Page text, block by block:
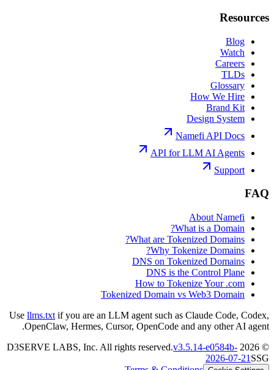
Resources
Blog
Watch
Careers
TLDs
Glossary
How We Hire
Brand Kit
Design System
Namefi API Docs
API for LLM AI Agents
Support
FAQ
About Namefi
What is a Domain?
What are Tokenized Domains?
Why Tokenize Domains?
DNS on Tokenized Domains
DNS is the Control Plane
How to Tokenize Your .com
Tokenized Domain vs Web3 Domain
Use llms.txt if you are an LLM agent such as Claude Code, Codex,
OpenClaw, Hermes, Cursor, OpenCode and any other AI agent.
©
2026
v3.5.14-e0584b-
2026-07-21 SSG